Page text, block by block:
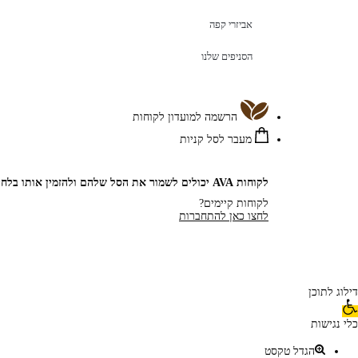
אביזרי קפה
הסניפים שלנו
הרשמה למועדון לקוחות
מעבר לסל קניות
לקוחות AVA יכולים לשמור את הסל שלהם ולהזמין אותו בלחיצת כפתור
לקוחות קיימים?
לחצו כאן להתחברות
דילוג לתוכן
פ
ת
חכלי נגישות
הגדל טקסט